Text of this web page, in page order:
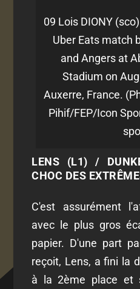
09 Lois DIONY
Uber Eats match
and Angers at
Stadium on
Auxerre, France.
Pihif/FEP/Icon
LENS (L1) /
CHOC DES
C'est assurément
avec le plus gros
papier. D'une part
reçoit, Lens, a fini la
à la 2ème place et